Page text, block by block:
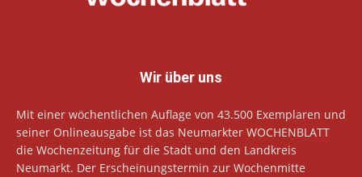
Wir über uns
Mit einer wöchentlichen Auflage von 43.500 Exemplaren und
seiner Onlineausgabe ist das Neumarkter WOCHENBLATT
die Wochenzeitung für die Stadt und den Landkreis
Neumarkt. Der Erscheinungstermin zur Wochenmitte